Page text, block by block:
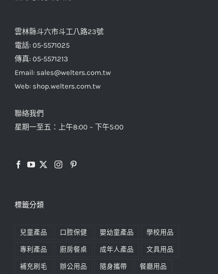
雲林縣斗六市斗工八路23號
電話: 05-5571025
傳真: 05-5571213
Email: sales@welters.com.tw
Web: shop.welters.com.tw
聯絡我們
星期一至五：上午8:00 – 下午5:00
標籤分類
兒童產品 口腔保健 嬰幼童產品 學校用品
專利產品 廚房餐桌 成年人產品 文具用品
補充刷毛 辦公用品 隨身攜帶 餐廳用品